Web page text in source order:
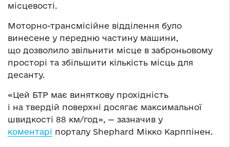
місцевості.
Моторно-трансмісійне відділення було
винесене у передню частину машини,
що дозволило звільнити місце в заброньовому
просторі та збільшити кількість місць для
десанту.
«Цей БТР має виняткову прохідність
і на твердій поверхні досягає максимальної
швидкості 88 км/год», — зазначив у
коментарі порталу Shephard Мікко Карппінен.